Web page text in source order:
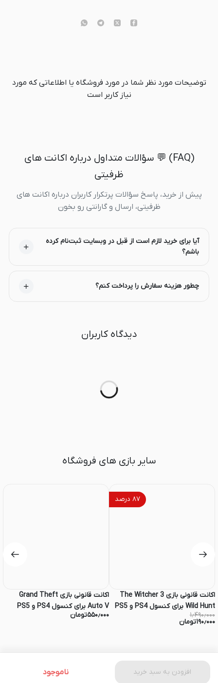
افزودن به سبد خرید ناموجود
توضیحات مورد نظر شما در مورد فروشگاه یا اطلاعاتی که مورد
نیاز کاربر است
(FAQ) 💬 سؤالات متداول درباره اکانت های
ظرفیتی
پیش از خرید، پاسخ سؤالات پرتکرار کاربران درباره اکانت های
ظرفیتی، ارسال و گارانتی رو بخون
آیا برای خرید لازم است از قبل در وبسایت ثبت‌نام کرده
باشم؟
چطور هزینه سفارش را پرداخت کنم؟
دیدگاه کاربران
سایر بازی های فروشگاه
۸۷ درصد
اکانت قانونی بازی The Witcher 3
Wild Hunt برای کنسول PS4 و PS5
۱٫۴۹۰٫۰۰۰
۱۹۰٫۰۰۰تومان
اکانت قانونی بازی Grand Theft
Auto V برای کنسول PS4 و PS5
۵۵۰٫۰۰۰تومان